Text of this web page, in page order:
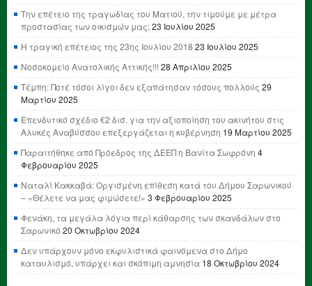
Την επέτειο της τραγωδίας του Ματιού, την τιμούμε με μέτρα
προστασίας των οικισμών μας;23 Ιουλίου 2025
Η τραγική επέτειος της 23ης Ιουλίου 2018 23 Ιουλίου 2025
Νοσοκομείο Ανατολικής Αττικής!!! 28 Απριλίου 2025
Τέμπη: Ποτέ τόσοι λίγοι δεν εξαπάτησαν τόσους πολλούς 29
Μαρτίου 2025
Επενδυτικό σχέδιο €2 δισ. για την αξιοποίηση του ακινήτου στις
Αλυκές Αναβύσσου επεξεργάζεται η κυβέρνηση 19 Μαρτίου 2025
Παραιτήθηκε από Πρόεδρος της ΔΕΕΠ η Βανίτα Σωφρόνη 4
Φεβρουαρίου 2025
Ναταλί Κακκαβά: Οργισμένη επίθεση κατά του Δήμου Σαρωνικού
– «Θέλετε να μας φιμώσετε!» 3 Φεβρουαρίου 2025
Φενάκη, τα μεγάλα λόγια περί κάθαρσης των σκανδάλων στο
Σαρωνικό 20 Οκτωβρίου 2024
Δεν υπάρχουν μόνο εκφυλιστικά φαινόμενα στο Δήμο
καταυλισμό, υπάρχει και σκόπιμη αμνησία 18 Οκτωβρίου 2024